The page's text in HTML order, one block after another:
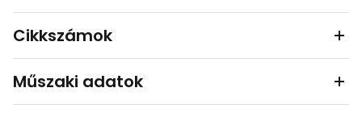
Cikkszámok
Műszaki adatok